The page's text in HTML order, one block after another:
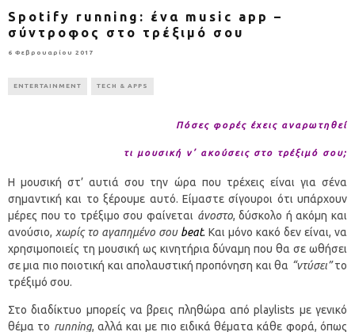
Spotify running: ένα music app –
σύντροφος στο τρέξιμό σου
6 Φεβρουαρίου 2017
ENTERTAINMENT TECH & APPS
Πόσες φορές έχεις αναρωτηθεί
τι μουσική ν’ ακούσεις στο τρέξιμό σου;
Η μουσική στ’ αυτιά σου την ώρα που τρέχεις είναι για σένα
σημαντική και το ξέρουμε αυτό. Είμαστε σίγουροι ότι υπάρχουν
μέρες που το τρέξιμο σου φαίνεται άνοστο, δύσκολο ή ακόμη και
ανούσιο, χωρίς το αγαπημένο σoυ beat. Και μόνο κακό δεν είναι, να
χρησιμοποιείς τη μουσική ως κινητήρια δύναμη που θα σε ωθήσει
σε μια πιο ποιοτική και απολαυστική προπόνηση και θα “ντύσει”το
τρέξιμό σου.
Στο διαδίκτυο μπορείς να βρεις πληθώρα από playlists με γενικό
θέμα το running, αλλά και με πιο ειδικά θέματα κάθε φορά, όπως